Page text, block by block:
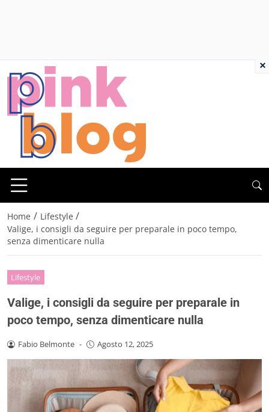
Home / Lifestyle /
Valige, i consigli da seguire per preparale in poco tempo,
senza dimenticare nulla
Lifestyle
Valige, i consigli da seguire per preparale in
poco tempo, senza dimenticare nulla
Fabio Belmonte - Agosto 12, 2025
×